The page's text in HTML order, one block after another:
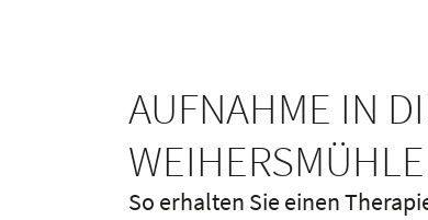
AUFNAHME IN
WEIHERSMÜHLE
So erhalten Sie einen